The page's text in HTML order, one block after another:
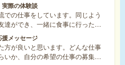
際の体験談
での仕事をしています。同じよう
達ができ、一緒に食事に行ったり
達ができるとは思わずとても良
ン派遣で決まり、エン派遣さんに
す！ありがとうございます♡)
メッセージ
方が良いと思います。どんな仕事
いか、自分の希望の仕事の募集は